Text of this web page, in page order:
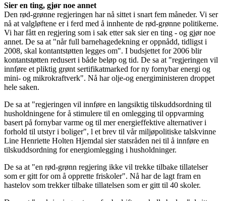
Sier en ting, gjør noe annet
Den rød-grønne regjeringen har nå sittet i snart fem måneder. Vi ser
nå at valgløftene er i ferd med å innhente de rød-grønne politikerne.
Vi har fått en regjering som i sak etter sak sier en ting - og gjør noe
annet. De sa at "når full barnehagedekning er oppnådd, tidligst i
2008, skal kontantstøtten legges om". I budsjettet for 2006 blir
kontantstøtten redusert i både beløp og tid. De sa at "regjeringen vil
innføre et pliktig grønt sertifikatmarked for ny fornybar energi og
mini- og mikrokraftverk". Nå har olje-og energiministeren droppet
hele saken.
De sa at "regjeringen vil innføre en langsiktig tilskuddsordning til
husholdningene for å stimulere til en omlegging til oppvarming
basert på fornybar varme og til mer energieffektive alternativer i
forhold til utstyr i boliger", l et brev til vår miljøpolitiske talskvinne
Line Henriette Holten Hjemdal sier statsråden nei til å innføre en
tilskuddsordning for energiomlegging i husholdninger.
De sa at "en rød-grønn regjering ikke vil trekke tilbake tillatelser
som er gitt for om å opprette friskoler". Nå har de lagt fram en
hastelov som trekker tilbake tillatelsen som er gitt til 40 skoler.